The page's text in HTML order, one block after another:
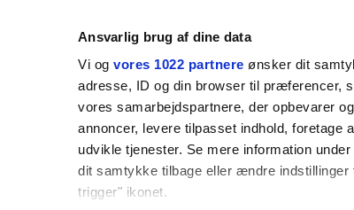
Ansvarlig brug af dine data
Vi ogvores 1022 partnere ønsker dit
adresse, ID og din browser til præferencer,
vores samarbejdspartnere, der opbevarer
annoncer, levere tilpasset indhold, foretage
udvikle tjenester. Se mere information under
dit samtykke tilbage eller ændre
trigger" ikonet.